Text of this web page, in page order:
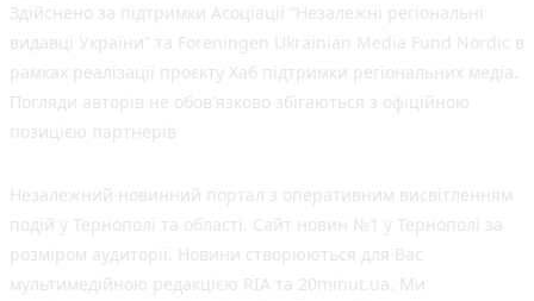
Здійснено за підтримки Асоціації “Незалежні регіональні
видавці України” та Foreningen Ukrainian Media Fund Nordic в
рамках реалізації проєкту Хаб підтримки регіональних медіа.
Погляди авторів не обов'язково збігаються з офіційною
позицією партнерів
Незалежний новинний портал з оперативним висвітленням
подій у Тернополі та області. Сайт новин №1 у Тернополі за
розміром аудиторії. Новини створюються для Вас
мультимедійною редакцією RIA та 20minut.ua. Ми